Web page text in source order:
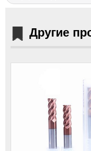
Другие